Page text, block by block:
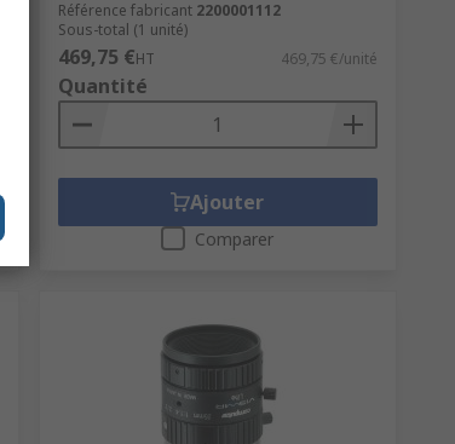
Référence fabricant 2200001112
Sous-total (1 unité)
469,75 €HT 469,75 €/unité
Quantité
Ajouter
Comparer